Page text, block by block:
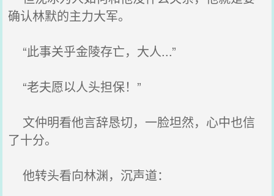
确认林默的主力大军。
“此事关乎金陵存亡，大人...”
“老夫愿以人头担保！”
文仲明看他言辞恳切，一脸坦然，心中也信
了十分。
他转头看向林渊，沉声道：